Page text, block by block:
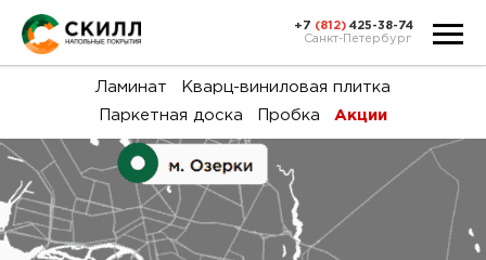
+7 (812) 425-38-74
Санкт-Петербург
Ламинат
Кварц-виниловая плитка
Паркетная доска
Пробка Акции